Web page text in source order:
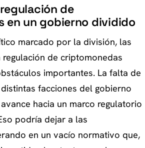
de
en un gobierno dividido
marcado por la división, las
de criptomonedas
importantes. La falta de
facciones del gobierno
hacia un marco regulatorio
podría dejar a las
en un vacío normativo que,